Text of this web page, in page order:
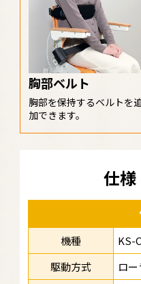
胸部ベルト
胸部を保持するベルトを
加できます。
仕様
機種
KS-C
駆動方式
ロ